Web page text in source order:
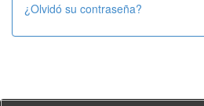
¿Olvidó su contraseña?